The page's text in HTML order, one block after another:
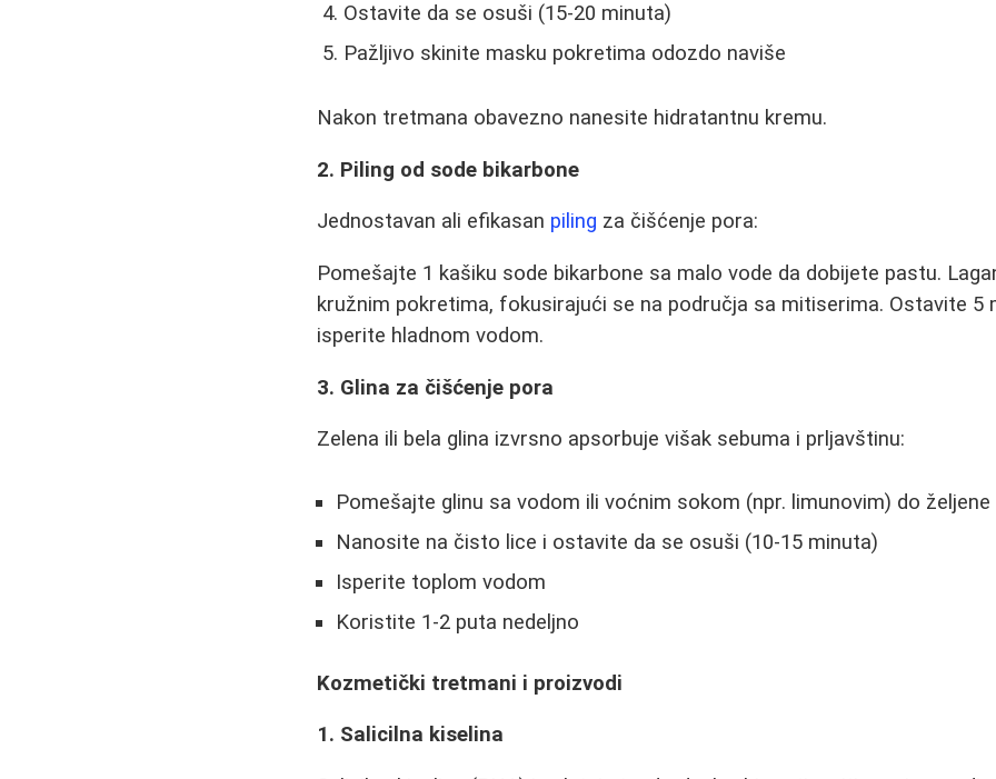
Ostavite da se osuši (15-20 minuta)
Pažljivo skinite masku pokretima odozdo naviše
Nakon tretmana obavezno nanesite hidratantnu kremu.
2. Piling od sode bikarbone
Jednostavan ali efikasan piling za čišćenje pora:
Pomešajte 1 kašiku sode bikarbone sa malo vode da dobijete pastu.
kružnim pokretima, fokusirajući se na područja sa mitiserima. Ostavite 5
isperite hladnom vodom.
3. Glina za čišćenje pora
Zelena ili bela glina izvrsno apsorbuje višak sebuma i prljavštinu:
Pomešajte glinu sa vodom ili voćnim sokom (npr. limunovim) do
Nanosite na čisto lice i ostavite da se osuši (10-15 minuta)
Isperite toplom vodom
Koristite 1-2 puta nedeljno
Kozmetički tretmani i proizvodi
1. Salicilna kiselina